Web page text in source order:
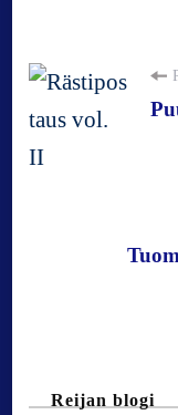
P
o
Reijan blogi